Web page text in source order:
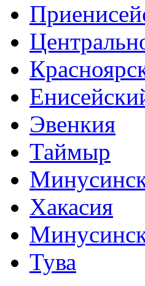
Эвенкия
Таймыр
Хакасия
Тува